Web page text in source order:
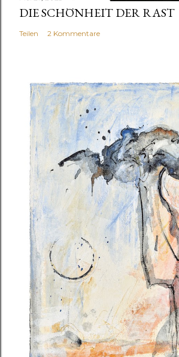
DIE SCHÖNHEIT DER RAST
Teilen 2 Kommentare